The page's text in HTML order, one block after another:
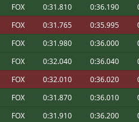
...nos ha salido
Madre mia... que mierda de carrera me
Vinz ha dominado pero en la segunda
se...
Buff, mejor. Se pasa mal con dolor de
Gracias!!, al final quedó en un susto.
si se quita la infección. He visto que l
escasa, Looping primero
FOX 0:31.810 0:36.190
FOX 0:31.765 0:35.995
FOX 0:31.980 0:36.000
FOX 0:32.040 0:36.040
FOX 0:32.010 0:36.020
FOX 0:31.870 0:36.010
FOX 0:31.910 0:36.200